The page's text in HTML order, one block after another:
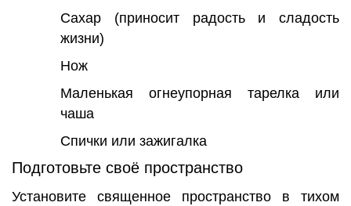
Сахар (приносит радость и сладость
жизни)
Нож
Маленькая огнеупорная тарелка или
чаша
Спички или зажигалка
Подготовьте своё пространство
Установите священное пространство в тихом